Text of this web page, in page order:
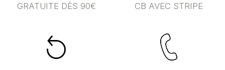
GRATUITE DÈS 90€ CB AVEC STRIPE